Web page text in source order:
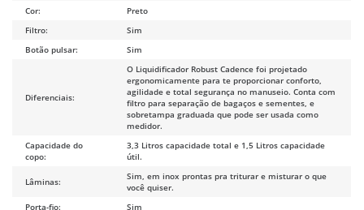
Cor:
Preto
Filtro:
Sim
Botão pulsar:
Sim
Diferenciais:
O Liquidificador Robust Cadence foi projetado
ergonomicamente para te proporcionar conforto,
agilidade e total segurança no manuseio. Conta com
filtro para separação de bagaços e sementes, e
sobretampa graduada que pode ser usada como
medidor.
Capacidade do
copo:
3,3 Litros capacidade total e 1,5 Litros capacidade
útil.
Lâminas:
Sim, em inox prontas pra triturar e misturar o que
você quiser.
Porta-fio:
Sim